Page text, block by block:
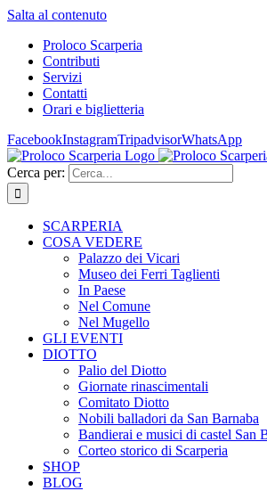
Salta al contenuto
Proloco Scarperia
Contributi
Servizi
Contatti
Orari e biglietteria
FacebookInstagramTripadvisorWhatsApp
Cerca per:
SCARPERIA
COSA VEDERE
Palazzo dei Vicari
Museo dei Ferri Taglienti
In Paese
Nel Comune
Nel Mugello
GLI EVENTI
DIOTTO
Palio del Diotto
Giornate rinascimentali
Comitato Diotto
Nobili balladori da San Barnaba
Bandierai e musici di castel San
Corteo storico di Scarperia
SHOP
BLOG